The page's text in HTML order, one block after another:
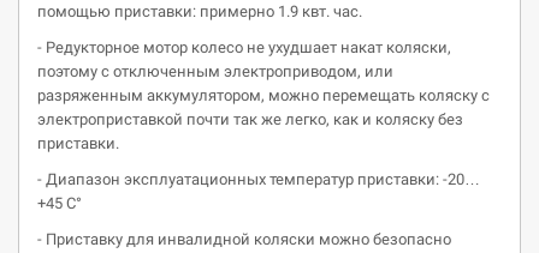
помощью приставки: примерно 1.9 квт. час.
- Редукторное мотор колесо не ухудшает накат коляски,
поэтому с отключенным электроприводом, или
разряженным аккумулятором, можно перемещать коляску с
электроприставкой почти так же легко, как и коляску без
приставки.
- Диапазон эксплуатационных температур приставки: -20…
+45 С°
- Приставку для инвалидной коляски можно безопасно